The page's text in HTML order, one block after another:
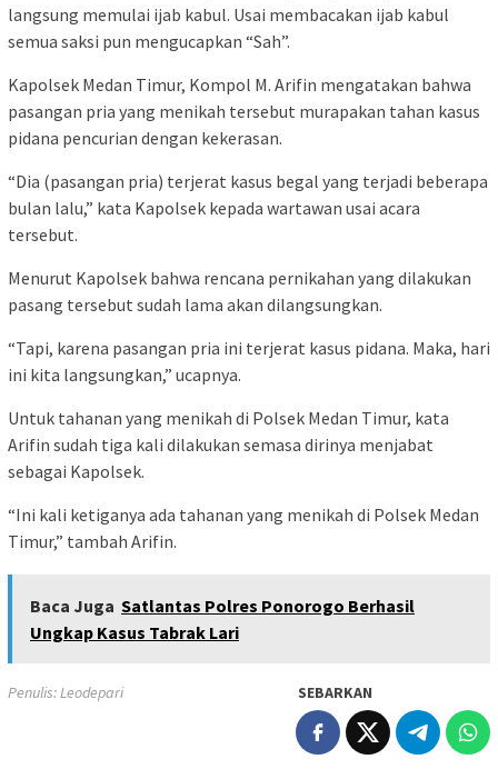
langsung memulai ijab kabul. Usai membacakan ijab kabul
semua saksi pun mengucapkan “Sah”.
Kapolsek Medan Timur, Kompol M. Arifin mengatakan bahwa
pasangan pria yang menikah tersebut murapakan tahan kasus
pidana pencurian dengan kekerasan.
“Dia (pasangan pria) terjerat kasus begal yang terjadi beberapa
bulan lalu,” kata Kapolsek kepada wartawan usai acara
tersebut.
Menurut Kapolsek bahwa rencana pernikahan yang dilakukan
pasang tersebut sudah lama akan dilangsungkan.
“Tapi, karena pasangan pria ini terjerat kasus pidana. Maka, hari
ini kita langsungkan,” ucapnya.
Untuk tahanan yang menikah di Polsek Medan Timur, kata
Arifin sudah tiga kali dilakukan semasa dirinya menjabat
sebagai Kapolsek.
“Ini kali ketiganya ada tahanan yang menikah di Polsek Medan
Timur,” tambah Arifin.
Baca Juga Satlantas Polres Ponorogo Berhasil
Ungkap Kasus Tabrak Lari
Penulis: Leodepari SEBARKAN